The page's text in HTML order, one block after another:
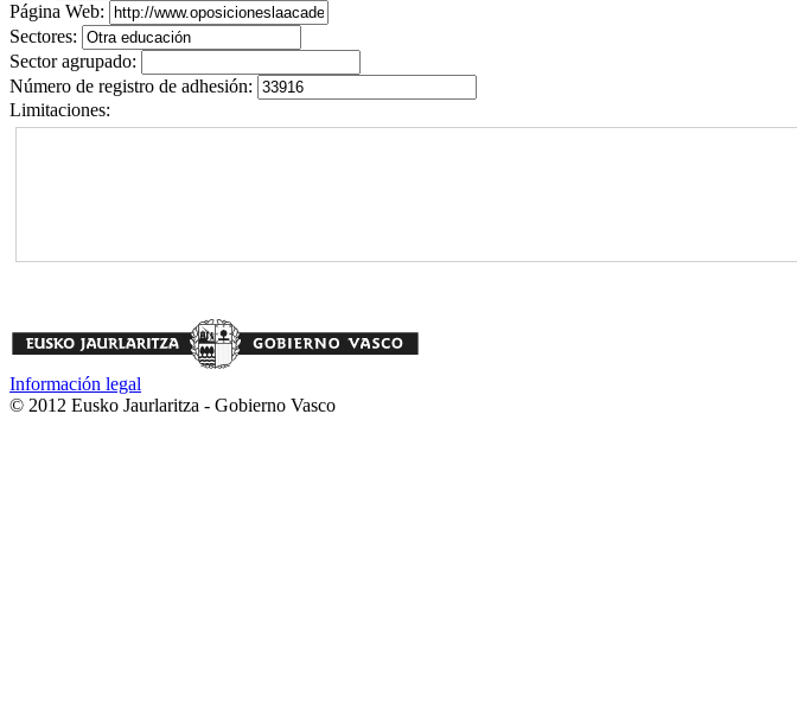
Página Web:
Sectores:
Sector agrupado:
Número de registro de adhesión:
Limitaciones:
Información legal
© 2012 Eusko Jaurlaritza - Gobierno Vasco